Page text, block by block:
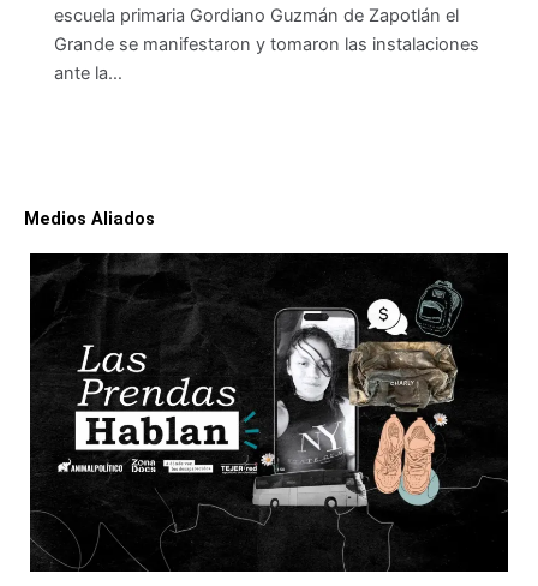
escuela primaria Gordiano Guzmán de Zapotlán el
Grande se manifestaron y tomaron las instalaciones
ante la…
Medios Aliados